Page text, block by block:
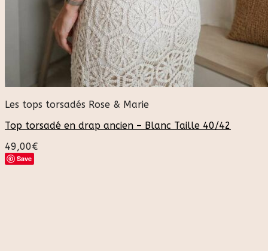
Les tops torsadés Rose & Marie
Top torsadé en drap ancien – Blanc Taille 40/42
49,00€
Save